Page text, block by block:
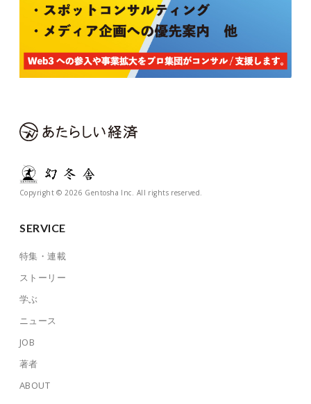
Copyright © 2026 Gentosha Inc. All rights reserved.
SERVICE
特集・連載
ストーリー
学ぶ
ニュース
JOB
著者
ABOUT